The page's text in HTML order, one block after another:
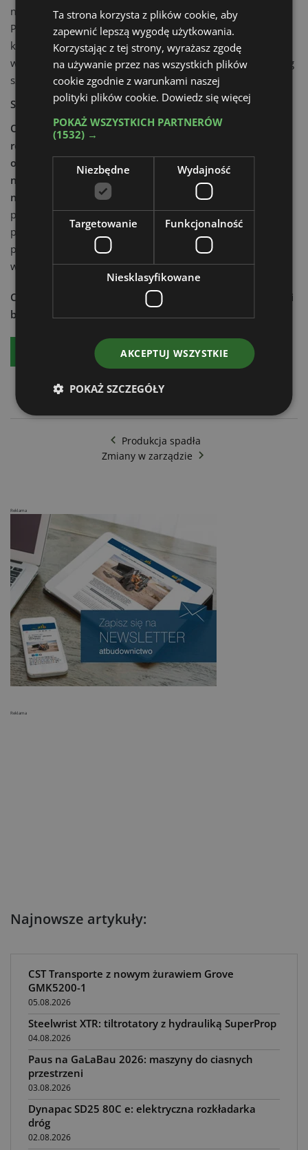
natychmiast ponownie wykorzystane do wypełnień.
Przyniosło to oszczędności w kosztach transportu, brak
kosztów utylizacji i zakupu nowego materiału
wypełniającego. Dzięki temu oszczędności sięgnęły - według
szacunków - dziesiątek tysięcy dolarów.
Szybkość i precyzja
Ostatnim przedstawionym przez nas zadaniem jest
realizacja firmy zajmującej się na Łotwie recyklingiem
odpadów. Jej zadanie polegało na zarządzaniu odpadami
niebezpiecznymi, takimi jak pojemniki po oleju
napędowym i farbie. Aby nie nastręczało to większych
problemów, firma wykorzystała chwytak MB-G900 do
precyzyjnego i łatwego chwytania dużych i ciężkich
pojemników. Rezultaty: oszczędność czasu i środków,
większa operatywność i rentowność.
Chcesz dowiedzieć się więcej? Czytaj aktualności techniki
budowlanej - zamów:
Bezpłatny egzemplarz Prenumeratę
Produkcja spadła
Zmiany w zarządzie
Reklama
Najnowsze artykuły:
CST Transporte z nowym żurawiem Grove
GMK5200-1
05.08.2026
Steelwrist XTR: tiltrotatory z hydrauliką SuperProp
04.08.2026
Paus na GaLaBau 2026: maszyny do ciasnych
przestrzeni
03.08.2026
Dynapac SD25 80C e: elektryczna rozkładarka
dróg
02.08.2026
Reklama
Ta strona korzysta z plików cookie, aby
zapewnić lepszą wygodę użytkowania.
Korzystając z tej strony, wyrażasz zgodę
na używanie przez nas wszystkich plików
cookie zgodnie z warunkami naszej
polityki plików cookie. Dowiedz się więcej
POKAŻ WSZYSTKICH PARTNERÓW
(1532) →
Niezbędne Wydajność
Targetowanie Funkcjonalność
Niesklasyfikowane
AKCEPTUJ WSZYSTKIE
POKAŻ SZCZEGÓŁY